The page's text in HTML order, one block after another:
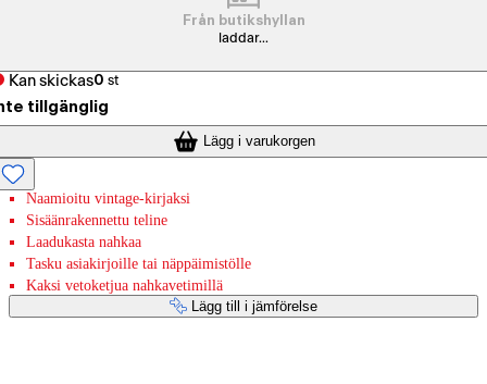
Från butikshyllan
laddar...
Kan skickas0 st
tillgänglig
Lägg i varukorgen
Naamioitu vintage-kirjaksi
Sisäänrakennettu teline
Laadukasta nahkaa
Tasku asiakirjoille tai näppäimistölle
Kaksi vetoketjua nahkavetimillä
Lägg till i jämförelse